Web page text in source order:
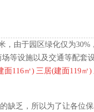
，由于园区绿化仅为30%
等设施以及交通等配套
116㎡) 三居(建面119㎡)
缺乏，所以为了让各位保